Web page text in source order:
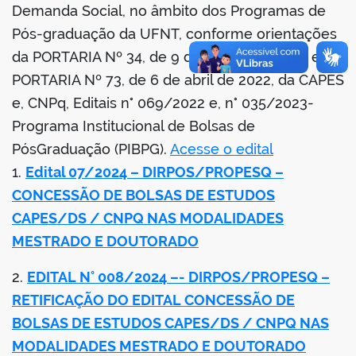
Demanda Social, no âmbito dos Programas de
Pós-graduação da UFNT, conforme orientações
da PORTARIA Nº 34, de 9 de março de 2020 e da
PORTARIA Nº 73, de 6 de abril de 2022, da CAPES
e, CNPq, Editais n° 069/2022 e, n° 035/2023-
Programa Institucional de Bolsas de
PósGraduação (PIBPG). Acesse o edital
1. Edital 07/2024 – DIRPOS/PROPESQ –
CONCESSÃO DE BOLSAS DE ESTUDOS
CAPES/DS / CNPQ NAS MODALIDADES
MESTRADO E DOUTORADO
2. EDITAL N° 008/2024 –- DIRPOS/PROPESQ –
RETIFICAÇÃO DO EDITAL CONCESSÃO DE
BOLSAS DE ESTUDOS CAPES/DS / CNPQ NAS
MODALIDADES MESTRADO E DOUTORADO